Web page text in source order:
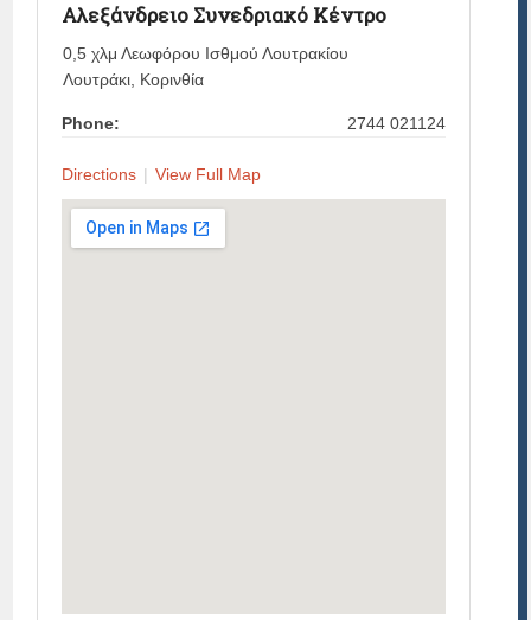
Αλεξάνδρειο Συνεδριακό Κέντρο
0,5 χλμ Λεωφόρου Ισθμού Λουτρακίου
Λουτράκι, Κορινθία
Phone: 2744 021124
Directions | View Full Map